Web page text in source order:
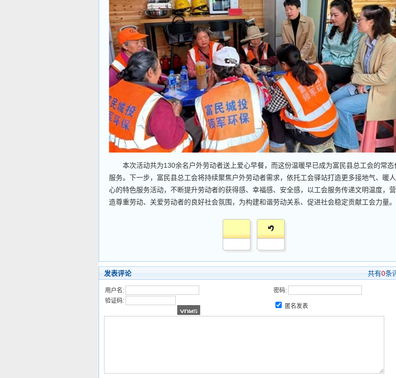
本次活动共为130余名户外劳动者送上爱心早餐，而这份温暖早已成为富民县总工会的常态
服务。下一步，富民县总工会将持续聚焦户外劳动者需求，依托工会驿站打造更多接地气、暖人
心的特色服务活动，不断提升劳动者的获得感、幸福感、安全感，以工会服务传递文明温度，营
造尊重劳动、关爱劳动者的良好社会氛围，为构建和谐劳动关系、促进社会稳定贡献工会力量。
发表评论 共有0条
用户名:
密码:
验证码:
匿名发表